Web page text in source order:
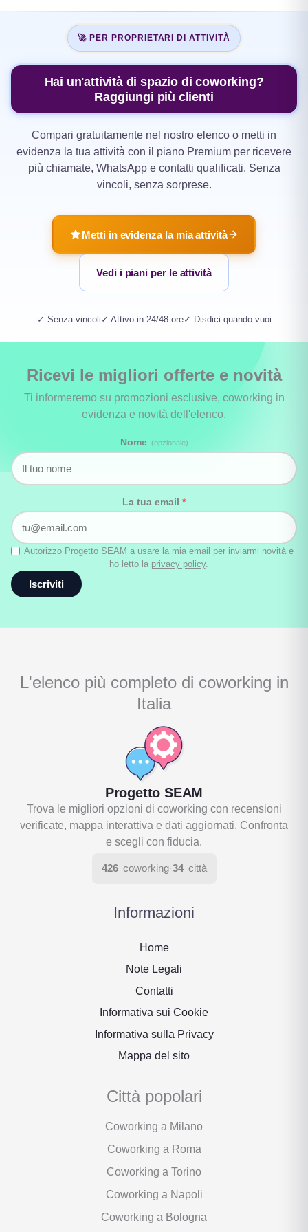
🚀 PER PROPRIETARI DI ATTIVITÀ
Hai un'attività di spazio di coworking?
Raggiungi più clienti
Compari gratuitamente nel nostro elenco o metti in
evidenza la tua attività con il piano Premium per ricevere
più chiamate, WhatsApp e contatti qualificati. Senza
vincoli, senza sorprese.
Metti in evidenza la mia attività
Vedi i piani per le attività
✓ Senza vincoli ✓ Attivo in 24/48 ore✓ Disdici quando vuoi
Ricevi le migliori offerte e novità
Ti informeremo su promozioni esclusive, coworking in
evidenza e novità dell'elenco.
Nome (opzionale)
La tua email *
Autorizzo Progetto SEAM a usare la mia email per inviarmi novità e
ho letto la privacy policy.
Iscriviti
L'elenco più completo di coworking in
Italia
Progetto SEAM
Trova le migliori opzioni di coworking con recensioni
verificate, mappa interattiva e dati aggiornati. Confronta
e scegli con fiducia.
426 coworking·34 città
Informazioni
Home
Note Legali
Contatti
Informativa sui Cookie
Informativa sulla Privacy
Mappa del sito
Città popolari
Coworking a Milano
Coworking a Roma
Coworking a Torino
Coworking a Napoli
Coworking a Bologna